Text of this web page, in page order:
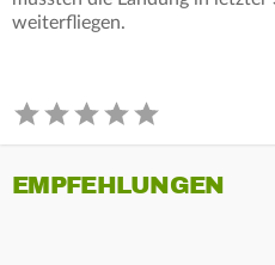
weiterfliegen.
EMPFEHLUNGEN